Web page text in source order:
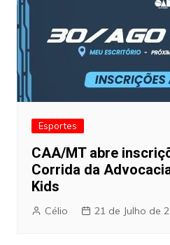
Esportes
CAA/MT abre
Corrida da
Kids
Célio 21 de Julho de